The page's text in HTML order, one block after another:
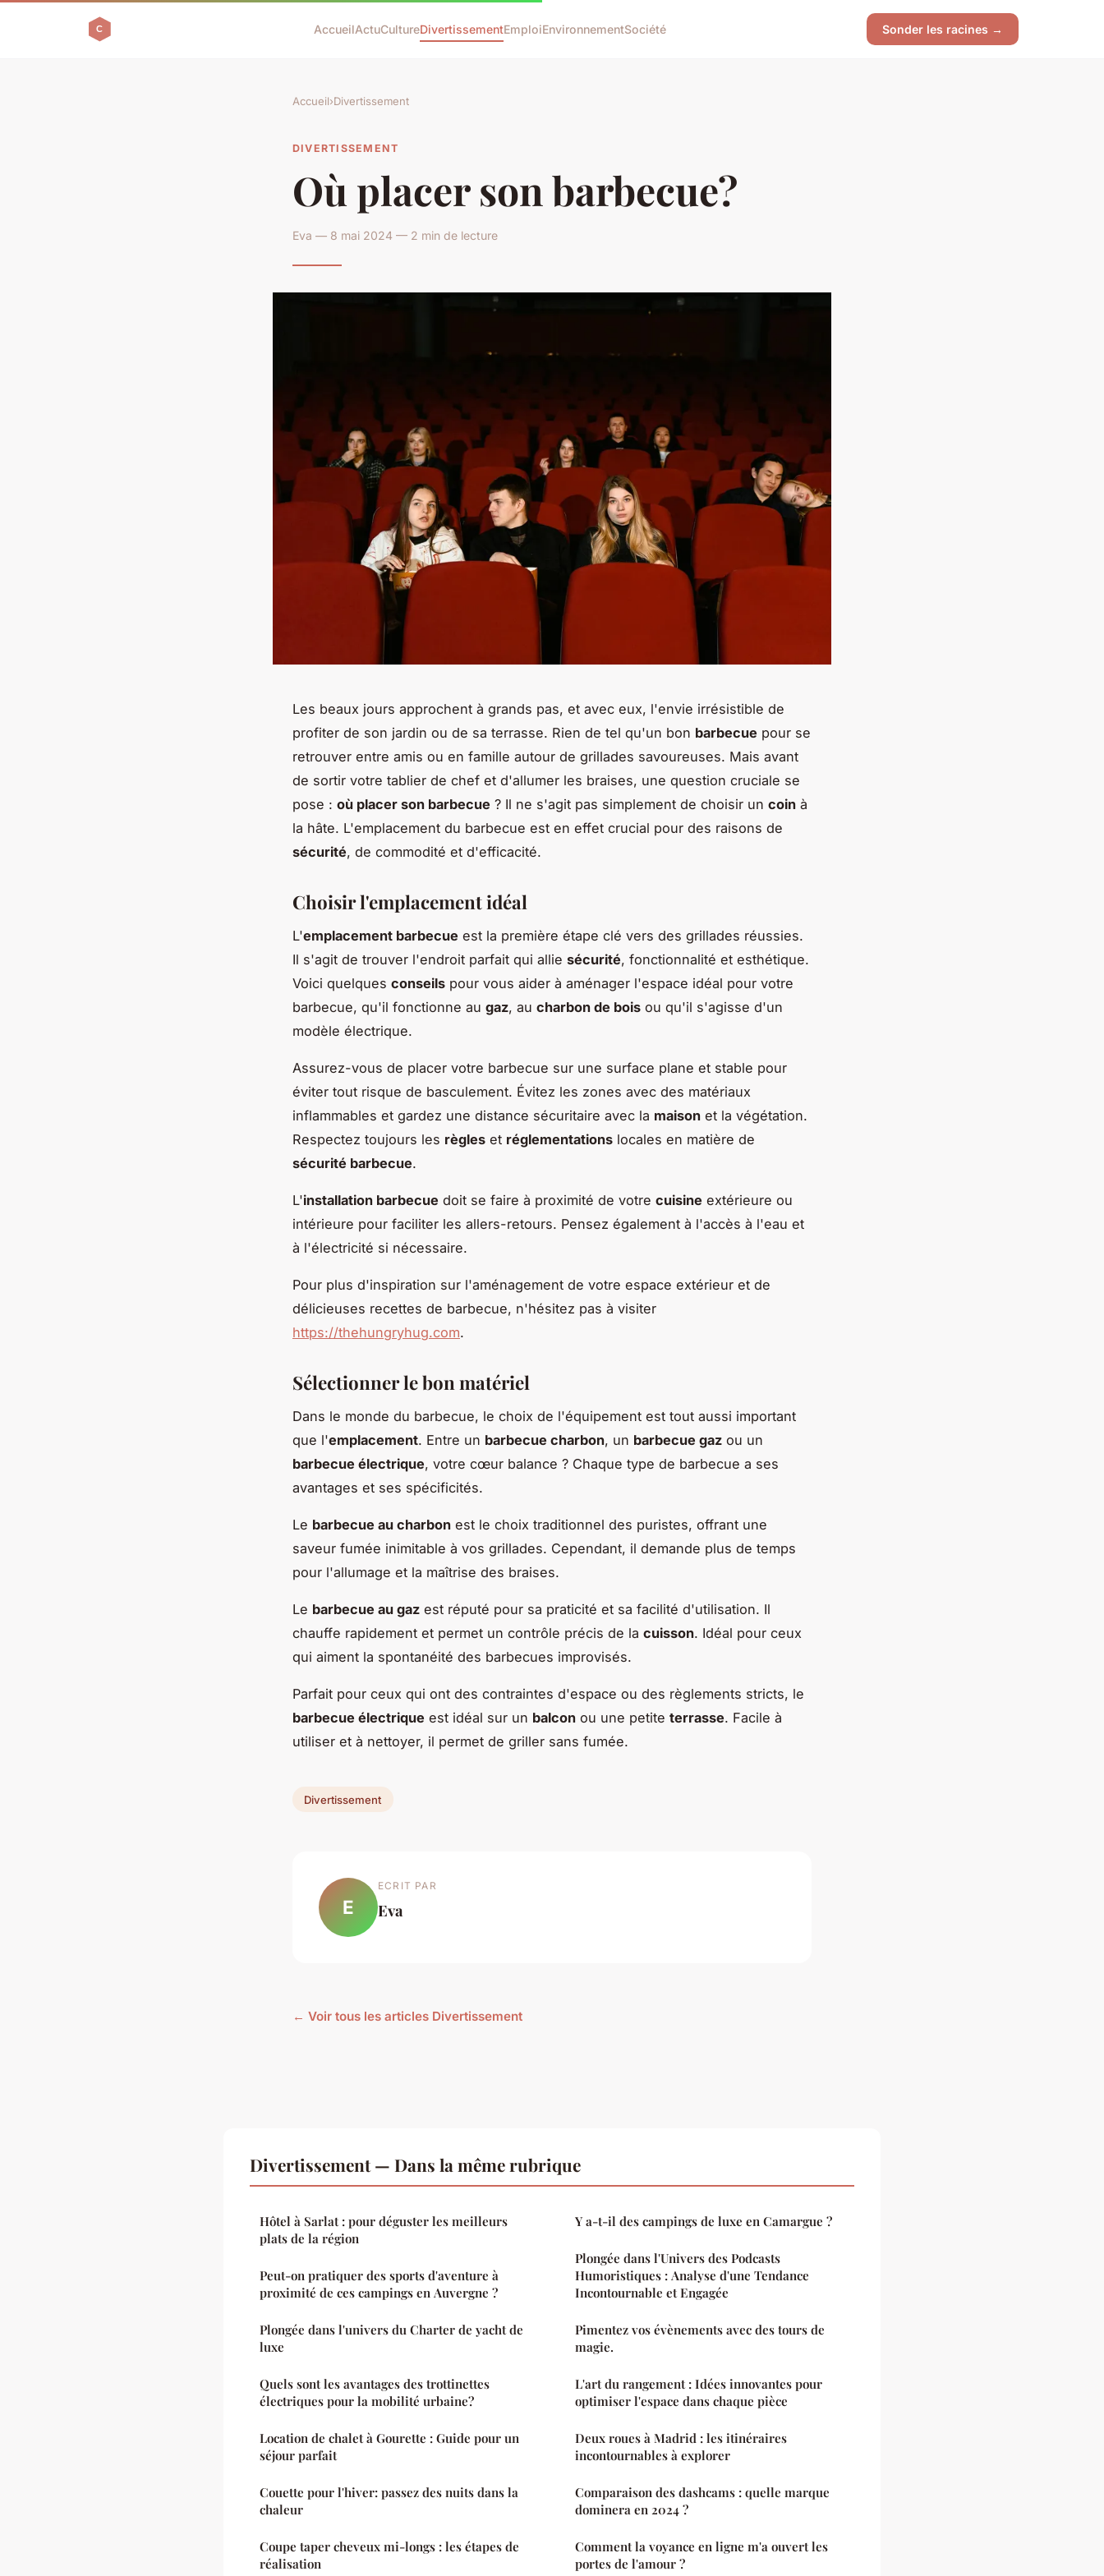
AccueilActuCultureDivertissementEmploiEnvironnementSociété Sonder les racines →
Accueil›Divertissement
DIVERTISSEMENT
Où placer son barbecue?
Eva — 8 mai 2024 — 2 min de lecture
Les beaux jours approchent à grands pas, et avec eux, l'envie irrésistible de
profiter de son jardin ou de sa terrasse. Rien de tel qu'un bon barbecue pour se
retrouver entre amis ou en famille autour de grillades savoureuses. Mais avant
de sortir votre tablier de chef et d'allumer les braises, une question cruciale se
pose : où placer son barbecue ? Il ne s'agit pas simplement de choisir un coin à
la hâte. L'emplacement du barbecue est en effet crucial pour des raisons de
sécurité, de commodité et d'efficacité.
Choisir l'emplacement idéal
L'emplacement barbecue est la première étape clé vers des grillades réussies.
Il s'agit de trouver l'endroit parfait qui allie sécurité, fonctionnalité et esthétique.
Voici quelques conseils pour vous aider à aménager l'espace idéal pour votre
barbecue, qu'il fonctionne au gaz, au charbon de bois ou qu'il s'agisse d'un
modèle électrique.
Assurez-vous de placer votre barbecue sur une surface plane et stable pour
éviter tout risque de basculement. Évitez les zones avec des matériaux
inflammables et gardez une distance sécuritaire avec la maison et la végétation.
Respectez toujours les règles et réglementations locales en matière de
sécurité barbecue.
L'installation barbecue doit se faire à proximité de votre cuisine extérieure ou
intérieure pour faciliter les allers-retours. Pensez également à l'accès à l'eau et
à l'électricité si nécessaire.
Pour plus d'inspiration sur l'aménagement de votre espace extérieur et de
délicieuses recettes de barbecue, n'hésitez pas à visiter
https://thehungryhug.com.
Sélectionner le bon matériel
Dans le monde du barbecue, le choix de l'équipement est tout aussi important
que l'emplacement. Entre un barbecue charbon, un barbecue gaz ou un
barbecue électrique, votre cœur balance ? Chaque type de barbecue a ses
avantages et ses spécificités.
Le barbecue au charbon est le choix traditionnel des puristes, offrant une
saveur fumée inimitable à vos grillades. Cependant, il demande plus de temps
pour l'allumage et la maîtrise des braises.
Le barbecue au gaz est réputé pour sa praticité et sa facilité d'utilisation. Il
chauffe rapidement et permet un contrôle précis de la cuisson. Idéal pour ceux
qui aiment la spontanéité des barbecues improvisés.
Parfait pour ceux qui ont des contraintes d'espace ou des règlements stricts, le
barbecue électrique est idéal sur un balcon ou une petite terrasse. Facile à
utiliser et à nettoyer, il permet de griller sans fumée.
Divertissement
E
ECRIT PAR
Eva
← Voir tous les articles Divertissement
Divertissement — Dans la même rubrique
Hôtel à Sarlat : pour déguster les meilleurs
plats de la région
Peut-on pratiquer des sports d'aventure à
proximité de ces campings en Auvergne ?
Plongée dans l'univers du Charter de yacht de
luxe
Quels sont les avantages des trottinettes
électriques pour la mobilité urbaine?
Location de chalet à Gourette : Guide pour un
séjour parfait
Couette pour l'hiver: passez des nuits dans la
chaleur
Coupe taper cheveux mi-longs : les étapes de
réalisation
Y a-t-il des campings de luxe en Camargue ?
Plongée dans l'Univers des Podcasts
Humoristiques : Analyse d'une Tendance
Incontournable et Engagée
Pimentez vos évènements avec des tours de
magie.
L'art du rangement : Idées innovantes pour
optimiser l'espace dans chaque pièce
Deux roues à Madrid : les itinéraires
incontournables à explorer
Comparaison des dashcams : quelle marque
dominera en 2024 ?
Comment la voyance en ligne m'a ouvert les
portes de l'amour ?